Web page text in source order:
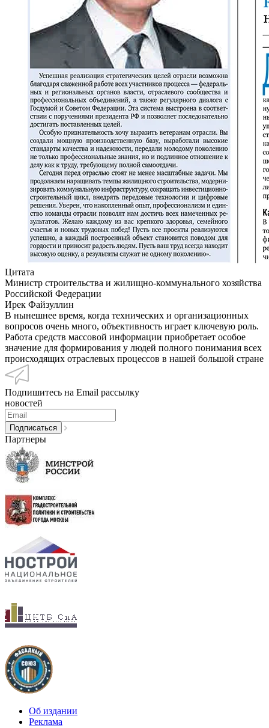
Цитата
Министр строительства и жилищно-коммунального хозяйства
Российской Федерации
Ирек Файзуллин
В нынешнее время, когда технических и организационных
вопросов очень много, объективность играет ключевую роль.
Работа средств массовой информации приобретает особое
значение для формирования у людей полного понимания всех
происходящих отраслевых процессов в нашей большой стране
Подпишитесь на Email рассылку
новостей
Партнеры
Об издании
Реклама